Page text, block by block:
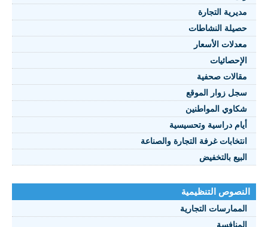
2021
التجارة
النشاطات
الأسعار
صحفية
زوار الموقع
المواطنين
دراسية وتحسيسية
غرفة التجارة والصناعة
بالتخفيض
التنظيمية
التجارية